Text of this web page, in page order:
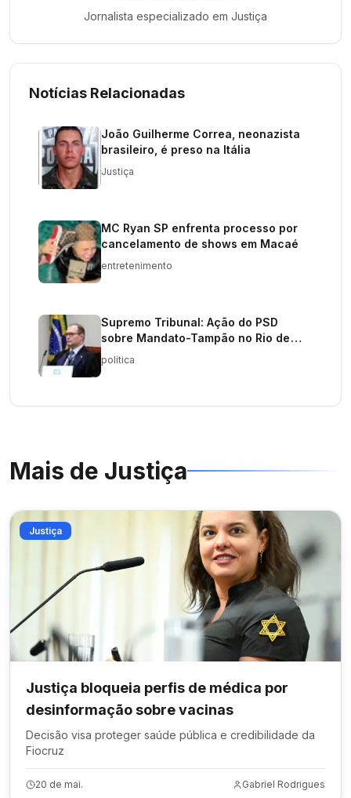
Jornalista especializado em Justiça
Notícias Relacionadas
João Guilherme Correa, neonazista
brasileiro, é preso na Itália
Justiça
MC Ryan SP enfrenta processo por
cancelamento de shows em Macaé
entretenimento
Supremo Tribunal: Ação do PSD
sobre Mandato-Tampão no Rio de
Janeiro
política
Mais de Justiça
Justiça
Justiça bloqueia perfis de médica por
desinformação sobre vacinas
Decisão visa proteger saúde pública e credibilidade da
Fiocruz
20 de mai. Gabriel Rodrigues